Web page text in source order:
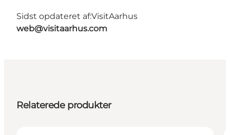
Sidst opdateret af:VisitAarhus
web@visitaarhus.com
Relaterede produkter